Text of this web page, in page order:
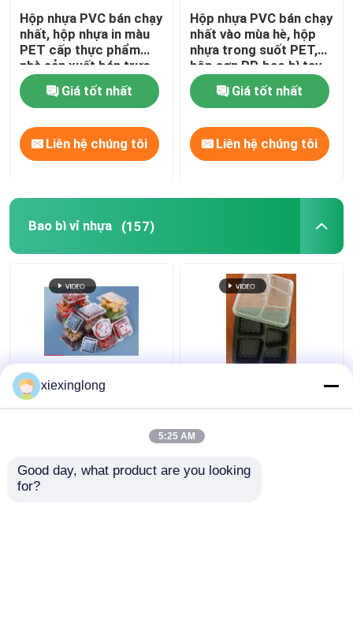
Hộp nhựa PVC bán chạy
nhất, hộp nhựa in màu
PET cấp thực phẩm
nhà sản xuất bán trực
tiếp, hộp nhựa cho đồ
uống và nước hoa, tùy
chỉnh có sẵn
Giá tốt nhất
Liên hệ chúng tôi
Hộp nhựa PVC bán chạy
nhất vào mùa hè, hộp
nhựa trong suốt PET,
hộp sơn PP, bao bì tay
bảo vệ gấp kiểu móc
tay băngGiá tốt nhất
Liên hệ chúng tôi
Bao bì vỉ nhựa (157)
Thiết kế tùy chỉnh hộp
đóng gói thực phẩm
5 ngăn, hộp đựng thực
phẩm PP 5 ngăn, hộp
đựng thực phẩm 5
ngăn
xiexinglong
5:25 AM
Good day, what product are you looking
for?